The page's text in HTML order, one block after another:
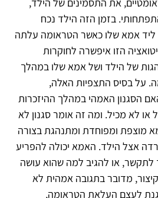
בזמן הזה הילד נכח
ליד אמא שלו כאשר הטראומה עלתה
הזו איפשרה לחוקרות
של הילד ושל אמא שלו במהלך
על בסיס התצפיות האלה,
הסגנון האמהי במהלך ההיזכרות
או לא מכיל. ומה זה אומר סגנון לא
מוצפת ומפוחדת ומתנהגת בצורה
אצל הילד. האמא יכולה להפריע
לתקשר, או להגיב למה שהוא עושה
מדובר בתגובה אמהית לא
לעצם העלאת הטראומה,